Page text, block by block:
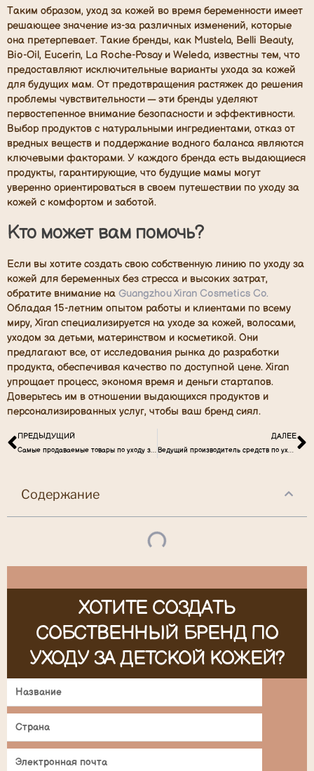
Таким образом, уход за кожей во время беременности имеет
решающее значение из-за различных изменений, которые
она претерпевает. Такие бренды, как Mustela, Belli Beauty,
Bio-Oil, Eucerin, La Roche-Posay и Weleda, известны тем, что
предоставляют исключительные варианты ухода за кожей
для будущих мам. От предотвращения растяжек до решения
проблемы чувствительности — эти бренды уделяют
первостепенное внимание безопасности и эффективности.
Выбор продуктов с натуральными ингредиентами, отказ от
вредных веществ и поддержание водного баланса являются
ключевыми факторами. У каждого бренда есть выдающиеся
продукты, гарантирующие, что будущие мамы могут
уверенно ориентироваться в своем путешествии по уходу за
кожей с комфортом и заботой.
Кто может вам помочь?
Если вы хотите создать свою собственную линию по уходу за
кожей для беременных без стресса и высоких затрат,
обратите внимание на Guangzhou Xiran Cosmetics Co.
Обладая 15-летним опытом работы и клиентами по всему
миру, Xiran специализируется на уходе за кожей, волосами,
уходом за детьми, материнством и косметикой. Они
предлагают все, от исследования рынка до разработки
продукта, обеспечивая качество по доступной цене. Xiran
упрощает процесс, экономя время и деньги стартапов.
Доверьтесь им в отношении выдающихся продуктов и
персонализированных услуг, чтобы ваш бренд сиял.
ПРЕДЫДУЩИЙ
Самые продаваемые товары по уходу за детьми в Исландии
ДАЛЕЕ
Ведущий производитель средств по уходу за детской кожей
Содержание
ХОТИТЕ СОЗДАТЬ
СОБСТВЕННЫЙ БРЕНД ПО
УХОДУ ЗА ДЕТСКОЙ КОЖЕЙ?